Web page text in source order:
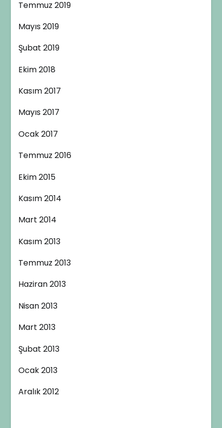
Temmuz 2019
Mayıs 2019
Şubat 2019
Ekim 2018
Kasım 2017
Mayıs 2017
Ocak 2017
Temmuz 2016
Ekim 2015
Kasım 2014
Mart 2014
Kasım 2013
Temmuz 2013
Haziran 2013
Nisan 2013
Mart 2013
Şubat 2013
Ocak 2013
Aralık 2012